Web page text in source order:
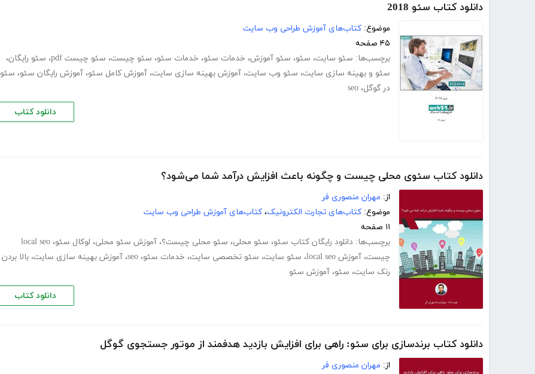
دانلود کتاب سئو 2018
موضوع: کتاب‌های آموزش طراحی وب سایت
۴۵ صفحه
برچسب‌ها: سئو سایت، سئو، سئو آموزش، خدمات سئو، خدمات سئو، سئو چیست، سئو چیست pdf ، سئو رایگان،
سئو و بهینه سازی سایت، سئو وب سایت، آموزش بهینه سازی سایت، آموزش کامل سئو، آموزش رایگان سئو، سئو
در گوگل، seo
دانلود کتاب
دانلود کتاب سئوی محلی چیست و چگونه باعث افزایش درآمد شما می‌شود؟
از: مهران منصوری فر
موضوع: کتاب‌های تجارت الکترونیک، کتاب‌های آموزش طراحی وب سایت
۱۱ صفحه
برچسب‌ها: دانلود رایگان کتاب سئو، سئو محلی، سئو محلی چیست؟، آموزش سئو محلی، لوکال سئو، local seo
چیست، آموزش local seo ، سئو سایت، سئو تخصصی سایت، خدمات سئو، seo، آموزش بهینه سازی سایت، بالا بردن
رنک سایت، سئو، آموزش سئو
دانلود کتاب
دانلود کتاب برندسازی برای سئو: راهی برای افزایش بازدید هدفمند از موتور جستجوی گوگل
از: مهران منصوری فر